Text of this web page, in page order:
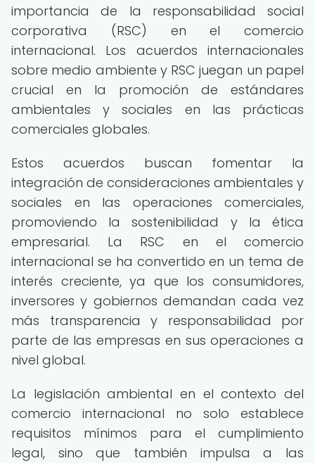
importancia de la responsabilidad social
corporativa (RSC) en el comercio
internacional. Los acuerdos internacionales
sobre medio ambiente y RSC juegan un papel
crucial en la promoción de estándares
ambientales y sociales en las prácticas
comerciales globales.
Estos acuerdos buscan fomentar la
integración de consideraciones ambientales y
sociales en las operaciones comerciales,
promoviendo la sostenibilidad y la ética
empresarial. La RSC en el comercio
internacional se ha convertido en un tema de
interés creciente, ya que los consumidores,
inversores y gobiernos demandan cada vez
más transparencia y responsabilidad por
parte de las empresas en sus operaciones a
nivel global.
La legislación ambiental en el contexto del
comercio internacional no solo establece
requisitos mínimos para el cumplimiento
legal, sino que también impulsa a las